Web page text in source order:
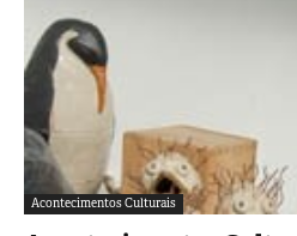
Acontecimentos Culturais